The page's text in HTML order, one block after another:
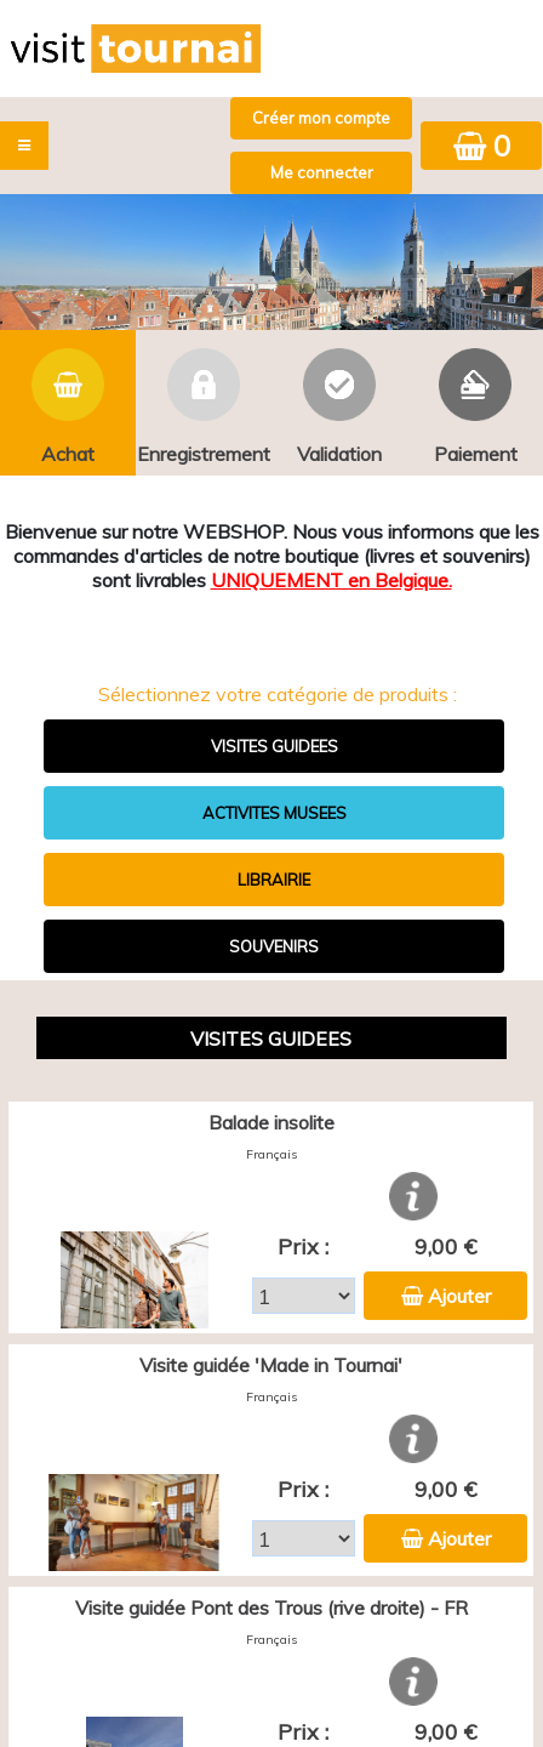
0
Achat Enregistrement Validation Paiement
Bienvenue sur notre WEBSHOP. Nous vous informons que les
commandes d'articles de notre boutique (livres et souvenirs)
sont livrables UNIQUEMENT en Belgique.
Sélectionnez votre catégorie de produits :
VISITES GUIDEES
ACTIVITES MUSEES
LIBRAIRIE
SOUVENIRS
VISITES GUIDEES
Balade insolite
Français
Prix : 9,00 €
Ajouter
Visite guidée 'Made in Tournai'
Français
Prix : 9,00 €
Ajouter
Visite guidée Pont des Trous (rive droite) - FR
Français
Prix : 9,00 €